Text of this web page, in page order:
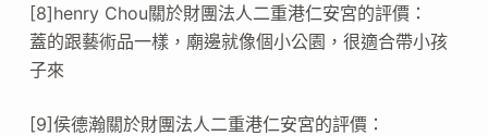
[8]henry Chou關於財團法人二重港仁安宮的評價：
蓋的跟藝術品一樣，廟邊就像個小公園，很適合帶小孩
子來
[9]侯德瀚關於財團法人二重港仁安宮的評價：